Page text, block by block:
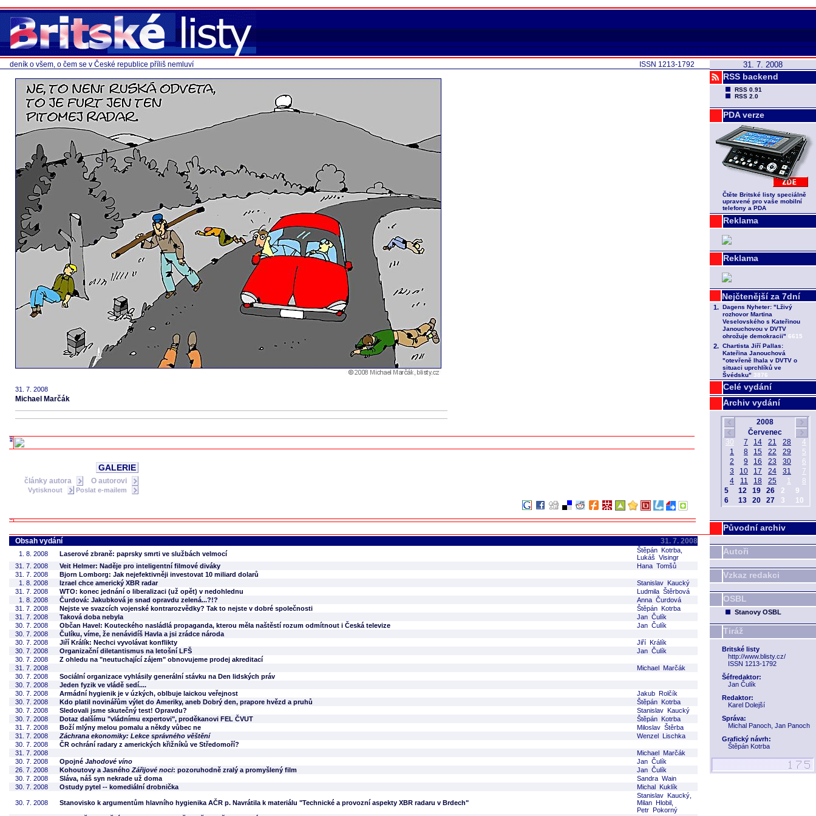
31. 7. 2008
RSS backend
RSS 0.91
RSS 2.0
PDA verze
Čtěte Britské listy speciálně
upravené pro vaše mobilní
telefony a PDA
Reklama
Reklama
Celé vydání
Archiv vydání
Původní archiv
Autoři
Vzkaz redakci
OSBL
Stanovy OSBL
Tiráž
Britské listy
http://www.blisty.cz/
ISSN 1213-1792
Šéfredaktor:
Jan Čulík
Redaktor:
Karel Dolejší
Správa:
Michal Panoch, Jan Panoch
Grafický návrh:
Štěpán Kotrba
ISSN 1213-1792
deník o všem, o čem se v České republice příliš nemluví
31. 7. 2008
Michael Marčák
GALERIE
články autora O autorovi
Vytisknout Poslat e-mailem
Obsah vydání 31. 7. 2008
1. 8. 2008 Laserové zbraně: paprsky smrti ve službách velmocí
Štěpán Kotrba,
Lukáš Visingr
31. 7. 2008
Veit Helmer: Naděje pro inteligentní filmové diváky
Hana Tomšů
31. 7. 2008
Bjorn Lomborg: Jak nejefektivněji investovat 10 miliard dolarů
1. 8. 2008
Izrael chce americký XBR radar
Stanislav Kaucký
31. 7. 2008
WTO: konec jednání o liberalizaci (už opět) v nedohlednu
Ludmila Štěrbová
1. 8. 2008
Čurdová: Jakubková je snad opravdu zelená...?!?
Anna Čurdová
31. 7. 2008
Nejste ve svazcích vojenské kontrarozvědky? Tak to nejste v dobré společnosti
Štěpán Kotrba
31. 7. 2008
Taková doba nebyla
Jan Čulík
30. 7. 2008
Občan Havel: Kouteckého nasládlá propaganda, kterou měla naštěstí rozum odmítnout i Česká televize
Jan Čulík
30. 7. 2008
Čulíku, víme, že nenávidíš Havla a jsi zrádce národa
30. 7. 2008
Jiří Králík: Nechci vyvolávat konflikty
Jiří Králík
30. 7. 2008
Organizační diletantismus na letošní LFŠ
Jan Čulík
30. 7. 2008
Z ohledu na "neutuchající zájem" obnovujeme prodej akreditací
31. 7. 2008
Michael Marčák
30. 7. 2008
Sociální organizace vyhlásily generální stávku na Den lidských práv
30. 7. 2008
Jeden fyzik ve vládě sedí....
30. 7. 2008
Armádní hygienik je v úzkých, oblbuje laickou veřejnost
Jakub Rolčík
30. 7. 2008
Kdo platil novinářům výlet do Ameriky, aneb Dobrý den, prapore hvězd a pruhů
Štěpán Kotrba
30. 7. 2008
Sledovali jsme skutečný test! Opravdu?
Stanislav Kaucký
30. 7. 2008
Dotaz dalšímu "vládnímu expertovi", proděkanovi FEL ČVUT
Štěpán Kotrba
31. 7. 2008
Boží mlýny melou pomalu a někdy vůbec ne
Miloslav Štěrba
31. 7. 2008
Záchrana ekonomiky: Lekce správného věštění
Wenzel Lischka
30. 7. 2008
ČR ochrání radary z amerických křižníků ve Středomoří?
31. 7. 2008
Michael Marčák
30. 7. 2008
Opojné Jahodové víno
Jan Čulík
26. 7. 2008
Kohoutovy a Jasného Zářijové noci: pozoruhodně zralý a promyšlený film
Jan Čulík
30. 7. 2008
Sláva, náš syn nekrade už doma
Sandra Wain
30. 7. 2008
Ostudy pytel -- komediální drobnička Michal Kuklík
30. 7. 2008 Stanovisko k argumentům hlavního hygienika AČR p. Navrátila k materiálu "Technické a provozní aspekty XBR radaru v Brdech"
Stanislav Kaucký,
Milan Hlobil,
Petr Pokorný